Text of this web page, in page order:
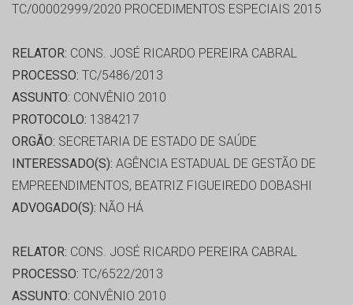
TC/00002999/2020 PROCEDIMENTOS ESPECIAIS 2015
RELATOR: CONS. JOSÉ RICARDO PEREIRA CABRAL
PROCESSO: TC/5486/2013
ASSUNTO: CONVÊNIO 2010
PROTOCOLO: 1384217
ORGÃO: SECRETARIA DE ESTADO DE SAÚDE
INTERESSADO(S): AGÊNCIA ESTADUAL DE GESTÃO DE
EMPREENDIMENTOS, BEATRIZ FIGUEIREDO DOBASHI
ADVOGADO(S): NÃO HÁ
RELATOR: CONS. JOSÉ RICARDO PEREIRA CABRAL
PROCESSO: TC/6522/2013
ASSUNTO: CONVÊNIO 2010